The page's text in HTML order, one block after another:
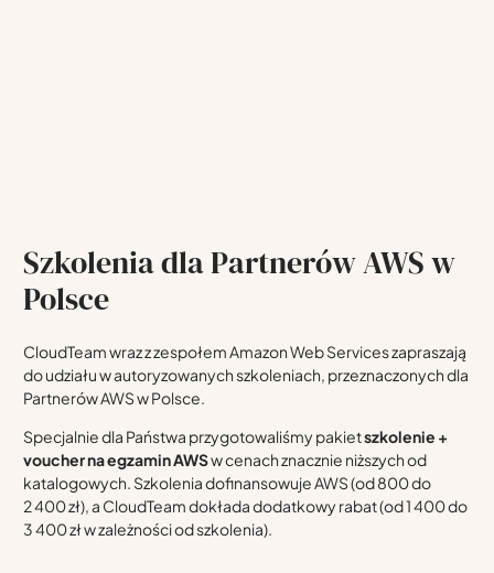
Szkolenia dla Partnerów AWS w
Polsce
CloudTeam wraz z zespołem Amazon Web Services zapraszają
do udziału w autoryzowanych szkoleniach, przeznaczonych dla
Partnerów AWS w Polsce.
Specjalnie dla Państwa przygotowaliśmy pakietszkolenie +
voucher na egzamin AWSw cenach znacznie niższych od
katalogowych. Szkolenia dofinansowuje AWS (od 800 do
2 400 zł), a CloudTeam dokłada dodatkowy rabat (od 1 400 do
3 400 zł w zależności od szkolenia).